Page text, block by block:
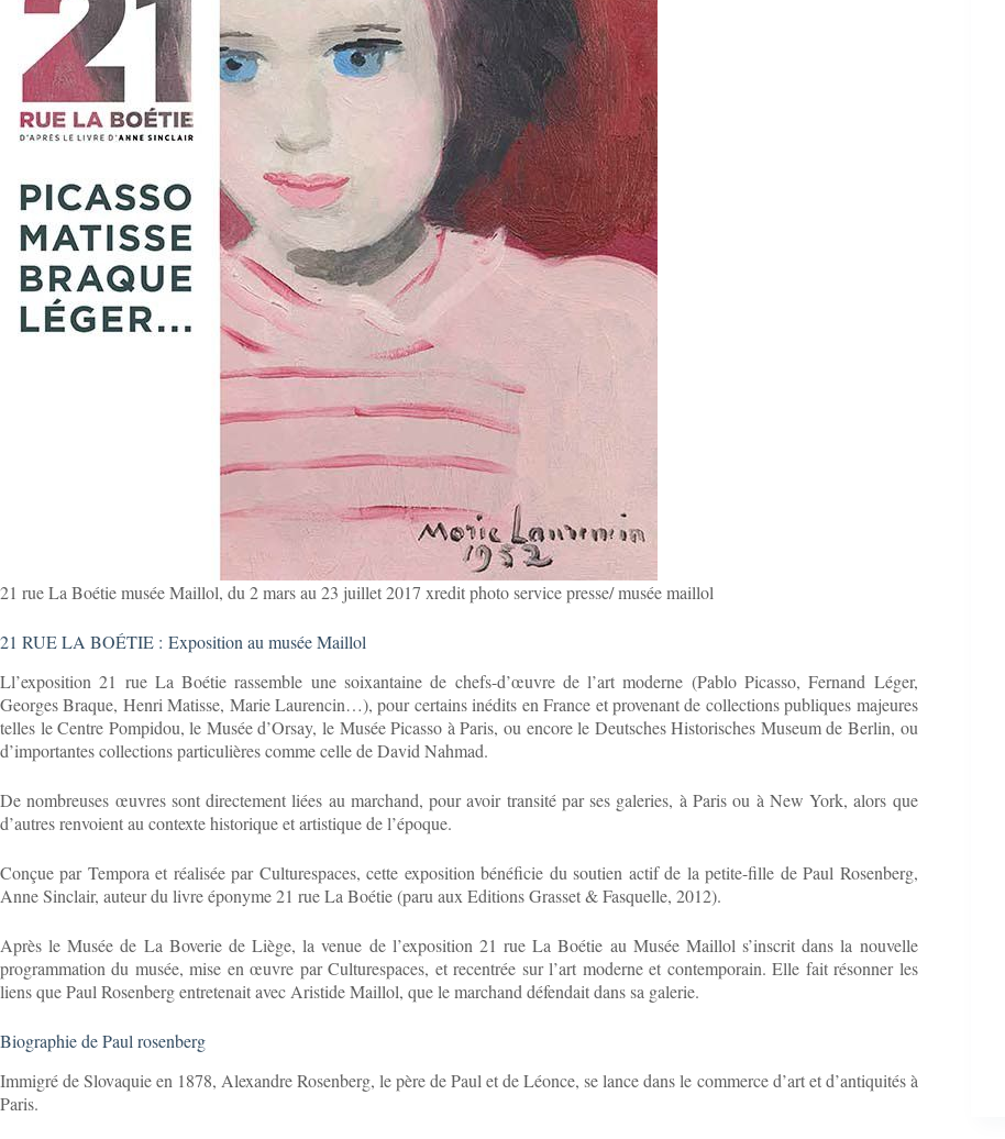
21 rue La Boétie musée Maillol, du 2 mars au 23 juillet 2017 xredit photo service presse/ musée maillol
21 RUE LA BOÉTIE : Exposition au musée Maillol
Ll’exposition 21 rue La Boétie rassemble une soixantaine de chefs-d’œuvre de l’art moderne (Pablo Picasso, Fernand Léger,
Georges Braque, Henri Matisse, Marie Laurencin…), pour certains inédits en France et provenant de collections publiques majeures
telles le Centre Pompidou, le Musée d’Orsay, le Musée Picasso à Paris, ou encore le Deutsches Historisches Museum de Berlin, ou
d’importantes collections particulières comme celle de David Nahmad.
De nombreuses œuvres sont directement liées au marchand, pour avoir transité par ses galeries, à Paris ou à New York, alors que
d’autres renvoient au contexte historique et artistique de l’époque.
Conçue par Tempora et réalisée par Culturespaces, cette exposition bénéficie du soutien actif de la petite-fille de Paul Rosenberg,
Anne Sinclair, auteur du livre éponyme 21 rue La Boétie (paru aux Editions Grasset & Fasquelle, 2012).
Après le Musée de La Boverie de Liège, la venue de l’exposition 21 rue La Boétie au Musée Maillol s’inscrit dans la nouvelle
programmation du musée, mise en œuvre par Culturespaces, et recentrée sur l’art moderne et contemporain. Elle fait résonner les
liens que Paul Rosenberg entretenait avec Aristide Maillol, que le marchand défendait dans sa galerie.
Biographie de Paul rosenberg
Immigré de Slovaquie en 1878, Alexandre Rosenberg, le père de Paul et de Léonce, se lance dans le commerce d’art et d’antiquités à
Paris.